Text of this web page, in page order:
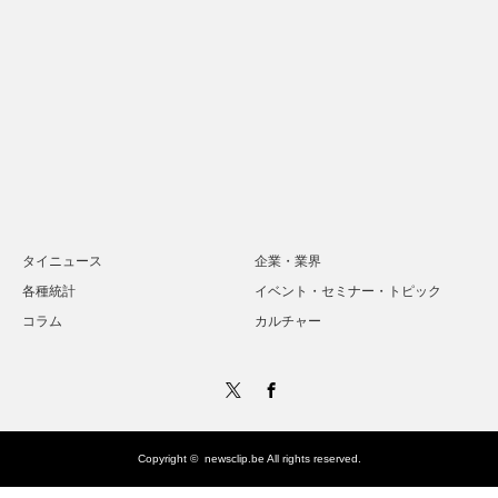
タイニュース
企業・業界
各種統計
イベント・セミナー・トピック
コラム
カルチャー
Copyright © newsclip.be All rights reserved.